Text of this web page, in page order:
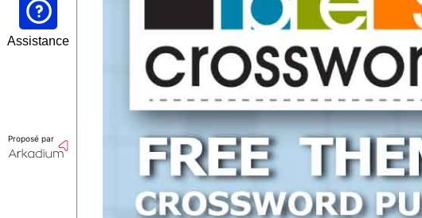
Assistance
Proposé par